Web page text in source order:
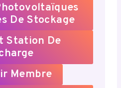
De Stockage
Station De
Membre